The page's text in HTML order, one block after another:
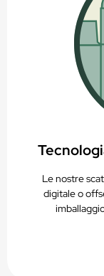
Le nostre
digitale o